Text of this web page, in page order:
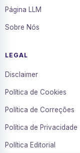
Página LLM
Sobre Nós
LEGAL
Disclaimer
Política de Cookies
Política de Correções
Política de Privacidade
Política Editorial